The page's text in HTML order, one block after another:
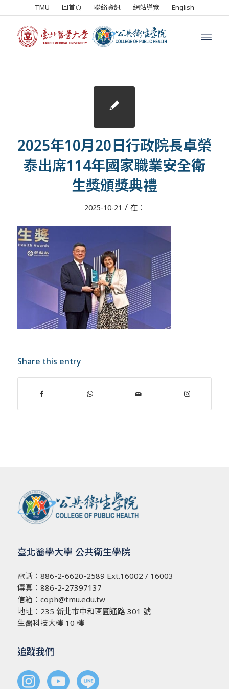
TMU 回首頁 聯絡資訊 網站導覽 English
2025年10月20日行政院長卓榮
泰出席114年國家職業安全衛
生獎頒獎典禮
2025-10-21 / 在：
Share this entry
臺北醫學大學 公共衛生學院
電話： 886-2-6620-2589 Ext.16002 / 16003
傳真：886-2-27397137
信箱： coph@tmu.edu.tw
地址： 235 新北市中和區圓通路 301 號
生醫科技大樓 10 樓
追蹤我們